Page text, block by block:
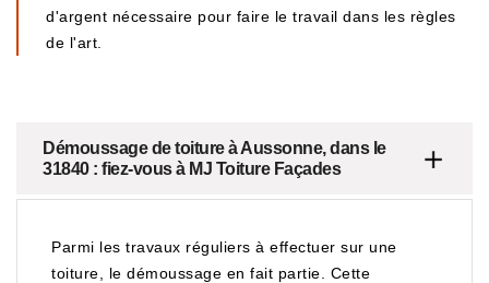
d'argent nécessaire pour faire le travail dans les règles
de l'art.
Démoussage de toiture à Aussonne, dans le
31840 : fiez-vous à MJ Toiture Façades
Parmi les travaux réguliers à effectuer sur une
toiture, le démoussage en fait partie. Cette